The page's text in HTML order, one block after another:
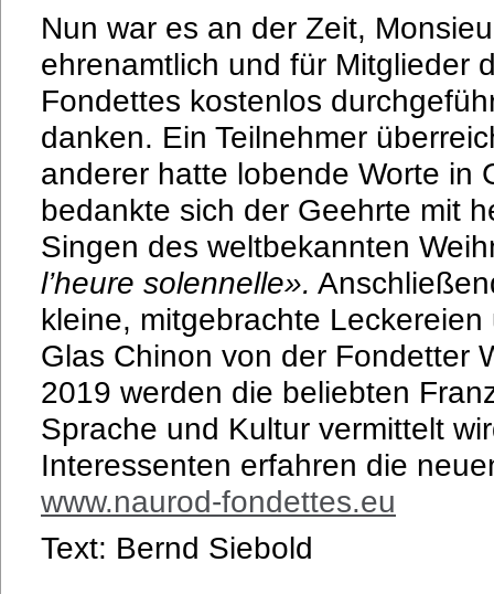
Nun war es an der Zeit,
ehrenamtlich und für Mitglieder
Fondettes kostenlos
danken. Ein Teilnehmer
anderer hatte lobende Worte in
bedankte sich der Geehrte mit
Singen des weltbekannten
l’heure solennelle».
kleine, mitgebrachte
Glas Chinon von der Fondetter
2019 werden die beliebten
Sprache und Kultur vermittelt
Interessenten erfahren die
www.naurod-fondettes.eu
Text: Bernd Siebold